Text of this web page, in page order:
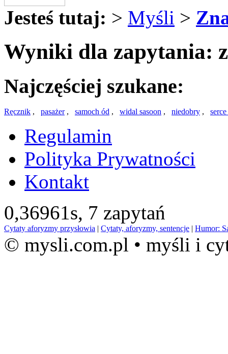
Jesteś tutaj: > Myśli >
Wyniki dla zapytania:
Najczęściej szukane:
Ręcznik , pasażer, samoch ód , widal sasoon , niedobry ,
Regulamin
Polityka Prywatności
Kontakt
0,36961s, 7 zapytań
Cytaty aforyzmy przysłowia | Cytaty, aforyzmy, sentencje | Humor:
© mysli.com.pl • myśli i